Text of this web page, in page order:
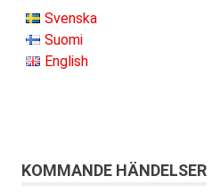
Svenska
Suomi
English
KOMMANDE HÄNDELSER